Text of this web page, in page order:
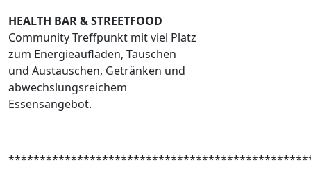
HEALTH BAR & STREETFOOD
Community Treffpunkt mit viel Platz
zum Energieaufladen, Tauschen
und Austauschen, Getränken und
abwechslungsreichem
Essensangebot.